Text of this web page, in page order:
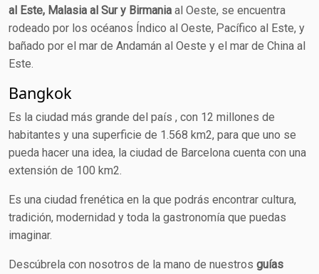
al Este, Malasia al Sur y Birmania al Oeste, se encuentra
rodeado por los océanos Índico al Oeste, Pacífico al Este, y
bañado por el mar de Andamán al Oeste y el mar de China al
Este.
Bangkok
Es la ciudad más grande del país , con 12 millones de
habitantes y una superficie de 1.568 km2, para que uno se
pueda hacer una idea, la ciudad de Barcelona cuenta con una
extensión de 100 km2.
Es una ciudad frenética en la que podrás encontrar cultura,
tradición, modernidad y toda la gastronomía que puedas
imaginar.
Descúbrela con nosotros de la mano de nuestros guías